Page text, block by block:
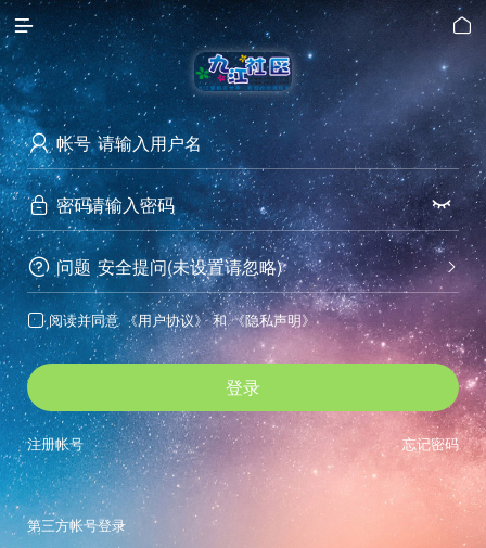
 
 帐号
 密码 
 问题 
安全提问(未设置请忽略)
 阅读并同意 《用户协议》 和 《隐私声明》
登录
忘记密码
注册帐号
第三方帐号登录